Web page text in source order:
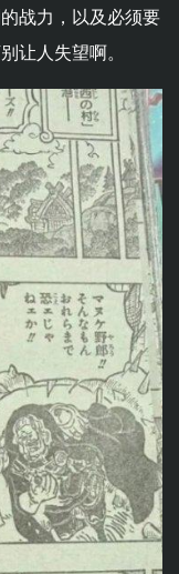
战力，以及必须要
让人失望啊。